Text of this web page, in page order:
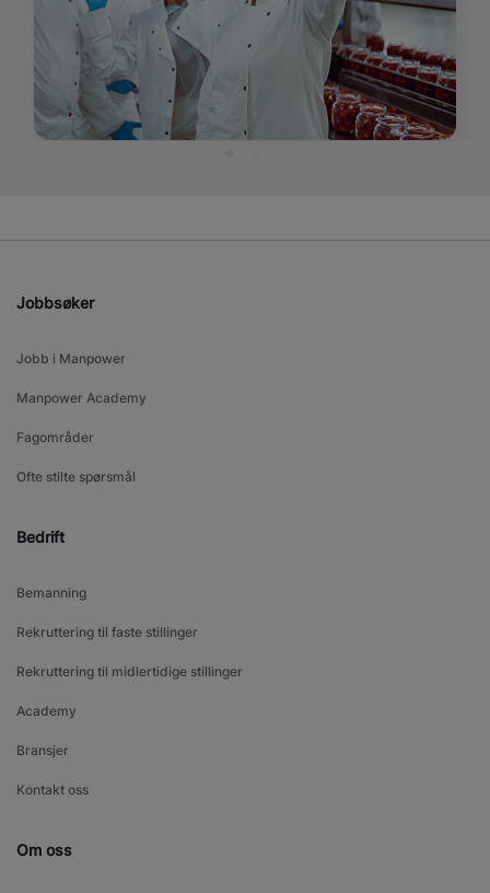
Jobbsøker
Jobb i Manpower
Manpower Academy
Fagområder
Ofte stilte spørsmål
Bedrift
Bemanning
Rekruttering til faste stillinger
Rekruttering til midlertidige stillinger
Academy
Bransjer
Kontakt oss
Om oss